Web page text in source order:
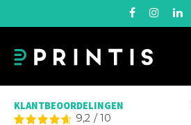
KLANTBEOORDELINGEN
9,2 /10